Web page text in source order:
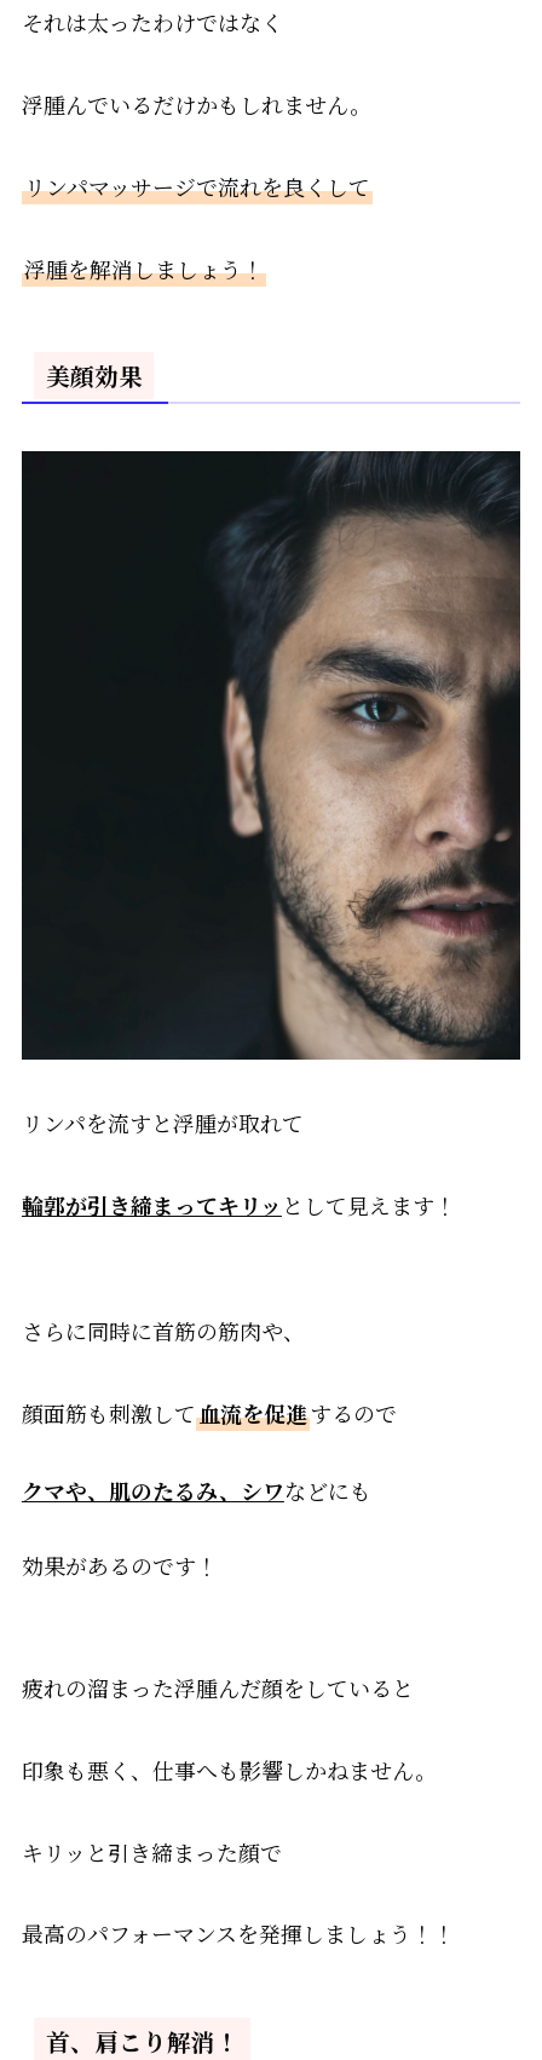
それは太ったわけではなく
浮腫んでいるだけかもしれません。
リンパマッサージで流れを良くして
浮腫を解消しましょう！
美顔効果
リンパを流すと浮腫が取れて
輪郭が引き締まってキリッ として見えます！
さらに同時に首筋の筋肉や、
顔面筋も刺激して血流を促進するので
クマや、肌のたるみ、シワなどにも
効果があるのです！
疲れの溜まった浮腫んだ顔をしていると
印象も悪く、仕事へも影響しかねません。
キリッと引き締まった顔で
最高のパフォーマンスを発揮しましょう！！
首、肩こり解消！